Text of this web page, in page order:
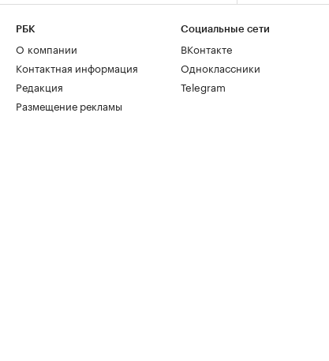
РБК
О компании
Контактная информация
Редакция
Размещение рекламы
Социальные сети
ВКонтакте
Одноклассники
Telegram